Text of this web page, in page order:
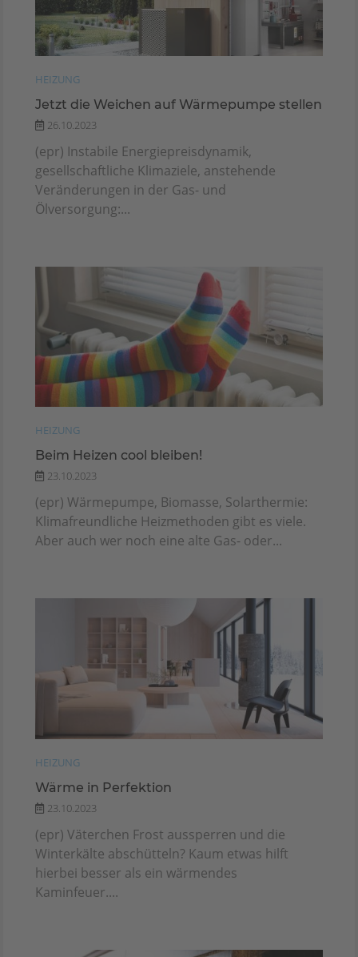
HEIZUNG
Jetzt die Weichen auf Wärmepumpe stellen
26.10.2023
(epr) Instabile Energiepreisdynamik,
gesellschaftliche Klimaziele, anstehende
Veränderungen in der Gas- und
Ölversorgung:...
HEIZUNG
Beim Heizen cool bleiben!
23.10.2023
(epr) Wärmepumpe, Biomasse, Solarthermie:
Klimafreundliche Heizmethoden gibt es viele.
Aber auch wer noch eine alte Gas- oder...
HEIZUNG
Wärme in Perfektion
23.10.2023
(epr) Väterchen Frost aussperren und die
Winterkälte abschütteln? Kaum etwas hilft
hierbei besser als ein wärmendes
Kaminfeuer....